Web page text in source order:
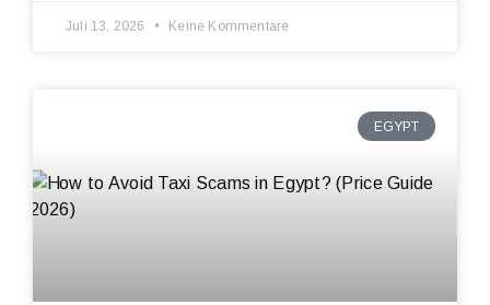
Juli 13, 2026 Keine Kommentare
EGYPT